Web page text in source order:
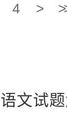
4 >
文试